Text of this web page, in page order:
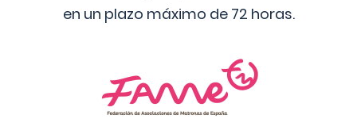
en un plazo máximo de 72 horas.